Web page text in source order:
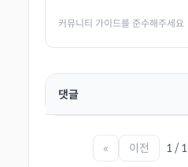
커뮤니티 가이드를 준수해주세요
댓글
« 이전 1 / 1